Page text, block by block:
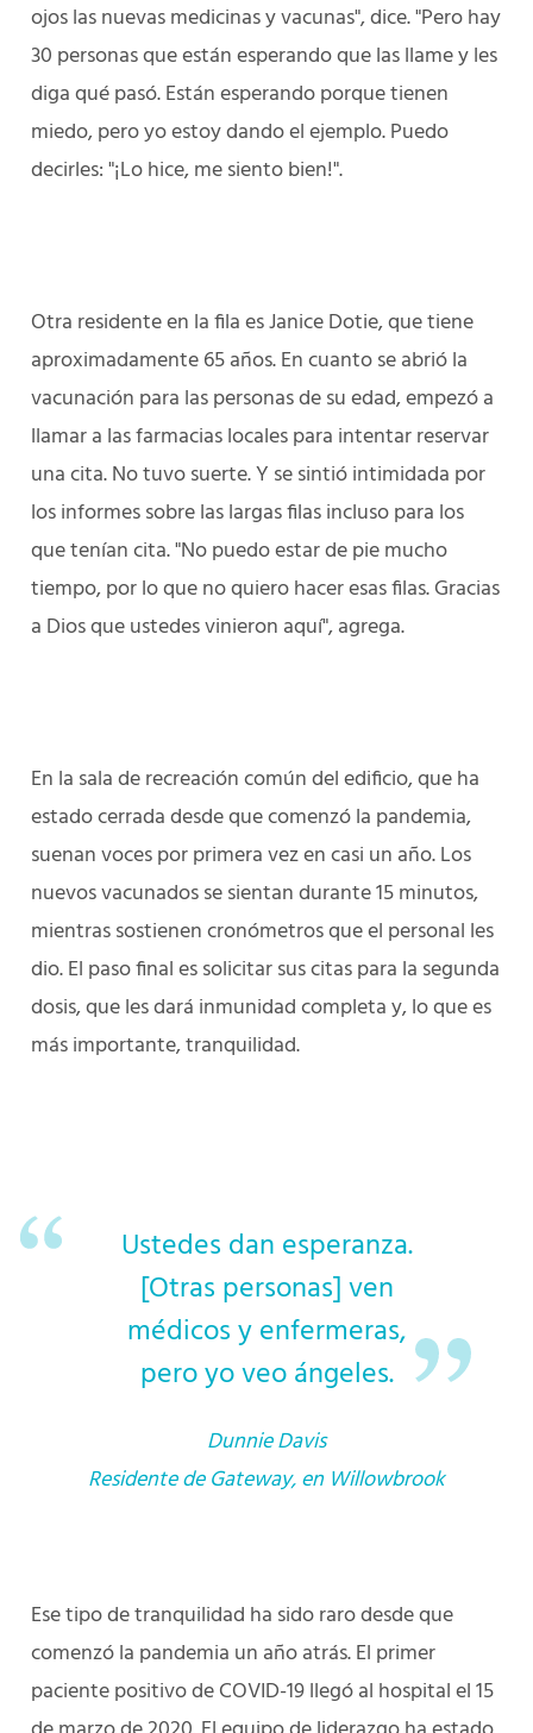
ojos las nuevas medicinas y vacunas", dice. "Pero hay
30 personas que están esperando que las llame y les
diga qué pasó. Están esperando porque tienen
miedo, pero yo estoy dando el ejemplo. Puedo
decirles: "¡Lo hice, me siento bien!".
Otra residente en la fila es Janice Dotie, que tiene
aproximadamente 65 años. En cuanto se abrió la
vacunación para las personas de su edad, empezó a
llamar a las farmacias locales para intentar reservar
una cita. No tuvo suerte. Y se sintió intimidada por
los informes sobre las largas filas incluso para los
que tenían cita. "No puedo estar de pie mucho
tiempo, por lo que no quiero hacer esas filas. Gracias
a Dios que ustedes vinieron aquí", agrega.
En la sala de recreación común del edificio, que ha
estado cerrada desde que comenzó la pandemia,
suenan voces por primera vez en casi un año. Los
nuevos vacunados se sientan durante 15 minutos,
mientras sostienen cronómetros que el personal les
dio. El paso final es solicitar sus citas para la segunda
dosis, que les dará inmunidad completa y, lo que es
más importante, tranquilidad.
Ustedes dan esperanza.
[Otras personas] ven
médicos y enfermeras,
pero yo veo ángeles.
Dunnie Davis
Residente de Gateway, en Willowbrook
Ese tipo de tranquilidad ha sido raro desde que
comenzó la pandemia un año atrás. El primer
paciente positivo de COVID-19 llegó al hospital el 15